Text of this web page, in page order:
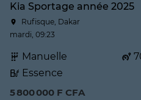
Kia Sportage année 2025
Rufisque, Dakar
mardi, 09:23
Manuelle
Essence
5 800 000 F CFA